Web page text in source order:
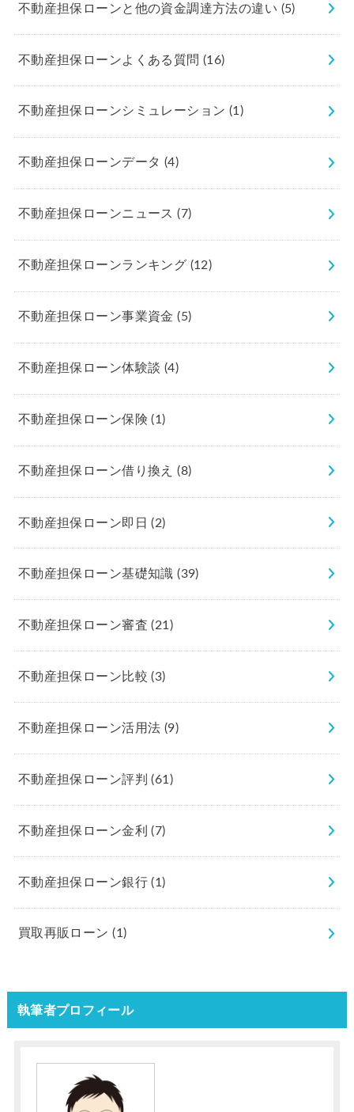
不動産担保ローンと他の資金調達方法の違い (5)
不動産担保ローンよくある質問(16)
不動産担保ローンシミュレーション (1)
不動産担保ローンデータ (4)
不動産担保ローンニュース(7)
不動産担保ローンランキング (12)
不動産担保ローン事業資金(5)
不動産担保ローン体験談 (4)
不動産担保ローン保険(1)
不動産担保ローン借り換え(8)
不動産担保ローン即日(2)
不動産担保ローン基礎知識(39)
不動産担保ローン審査(21)
不動産担保ローン比較(3)
不動産担保ローン活用法 (9)
不動産担保ローン評判(61)
不動産担保ローン金利(7)
不動産担保ローン銀行(1)
買取再販ローン(1)
執筆者プロフィール